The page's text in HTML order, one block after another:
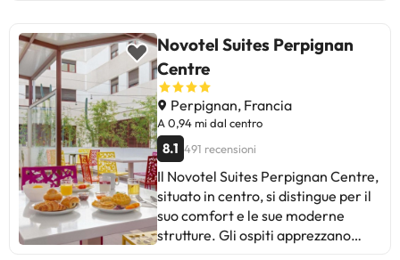
problemi come la mancanza di un
ascensore, il rumore e la
manutenzione. Nonostante ciò, la
maggior parte degli ospiti valuta
positivamente l'esperienza. Ideale
per chi cerca comfort e un buon
servizio nel centro della città, vieni
a scoprirlo!
Novotel Suites Perpignan
Centre
Perpignan, Francia
A 0,94 mi dal centro
8.1 491 recensioni
Il Novotel Suites Perpignan Centre,
situato in centro, si distingue per il
suo comfort e le sue moderne
strutture. Gli ospiti apprezzano